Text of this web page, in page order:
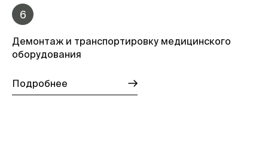
6
Демонтаж и транспортировку медицинского
оборудования
Подробнее